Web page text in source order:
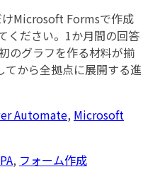
けMicrosoft Formsで作成
ください。1か月間の回答
のグラフを作る材料が揃
てから全拠点に展開する進
Automate, Microsoft
, フォーム作成